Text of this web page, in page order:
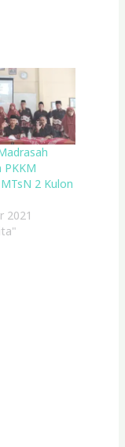
PKKM
2 Kulon
2021